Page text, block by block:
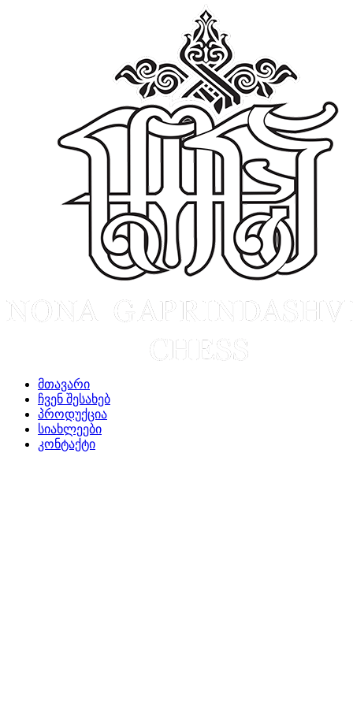
მთავარი
ჩვენ შესახებ
პროდუქცია
სიახლეები
კონტაქტი